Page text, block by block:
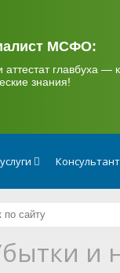
МСФО:
аттестат главбуха —
знания!
и